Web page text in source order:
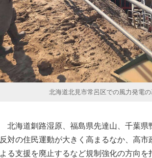
北海道北見市常呂区での風力発電の
北海道釧路湿原、福島県先達山、千葉県
反対の住民運動が大きく高まるなか、高
よる支援を廃止するなど規制強化の方向